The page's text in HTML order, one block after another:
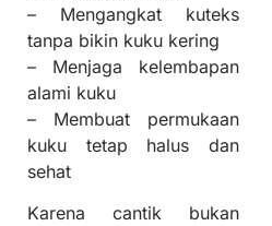
– Mengangkat kuteks
tanpa bikin kuku kering
– Menjaga kelembapan
alami kuku
– Membuat permukaan
kuku tetap halus dan
sehat
Karena cantik bukan